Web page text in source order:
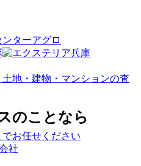
のことなら